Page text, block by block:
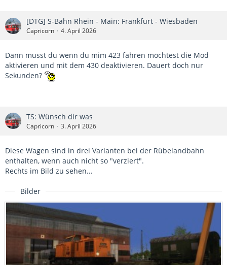
[DTG] S-Bahn Rhein - Main: Frankfurt - Wiesbaden
Capricorn 4. April 2026
Dann musst du wenn du mim 423 fahren möchtest die Mod
aktivieren und mit dem 430 deaktivieren. Dauert doch nur
Sekunden?
TS: Wünsch dir was
Capricorn 3. April 2026
Diese Wagen sind in drei Varianten bei der Rübelandbahn
enthalten, wenn auch nicht so "verziert".
Rechts im Bild zu sehen...
Bilder